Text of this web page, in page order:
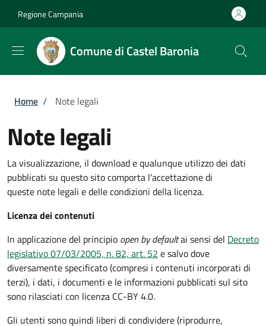
Regione Campania
Comune di Castel Baronia
Briciole di pane
Home / Note legali
Note legali
La visualizzazione, il download e qualunque utilizzo dei dati
pubblicati su questo sito comporta l'accettazione di
queste note legali e delle condizioni della licenza.
Licenza dei contenuti
In applicazione del principio open by defaultai sensi del Decreto
legislativo 07/03/2005, n. 82, art. 52 e salvo dove
diversamente specificato (compresi i contenuti incorporati di
terzi), i dati, i documenti e le informazioni pubblicati sul sito
sono rilasciati con licenza CC-BY 4.0.
Gli utenti sono quindi liberi di condividere (riprodurre,